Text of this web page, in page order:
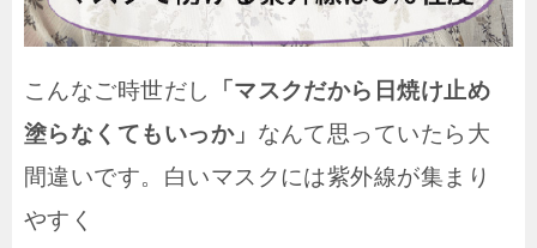
こんなご時世だし
「マスクだから日焼け止め
塗らなくてもいっか」 なんて思っていたら大
間違いです。 白いマスクには紫外線が集まり
やすく